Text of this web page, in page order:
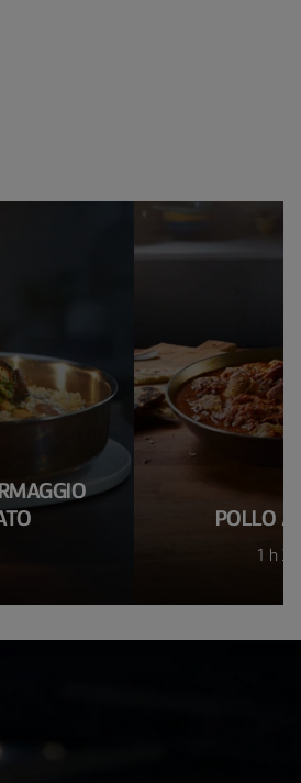
POLLO
1 h